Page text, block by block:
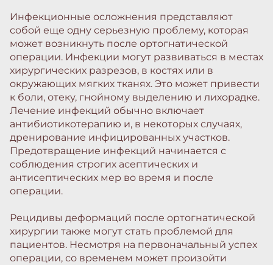
Инфекционные осложнения представляют
собой еще одну серьезную проблему, которая
может возникнуть после ортогнатической
операции. Инфекции могут развиваться в местах
хирургических разрезов, в костях или в
окружающих мягких тканях. Это может привести
к боли, отеку, гнойному выделению и лихорадке.
Лечение инфекций обычно включает
антибиотикотерапию и, в некоторых случаях,
дренирование инфицированных участков.
Предотвращение инфекций начинается с
соблюдения строгих асептических и
антисептических мер во время и после
операции.
Рецидивы деформаций после ортогнатической
хирургии также могут стать проблемой для
пациентов. Несмотря на первоначальный успех
операции, со временем может произойти